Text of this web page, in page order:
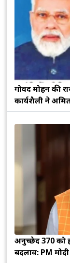
गोविंद मोहन की
कार्यशैली ने
अनुच्छेद 370 को
बदलाव: PM मोदी